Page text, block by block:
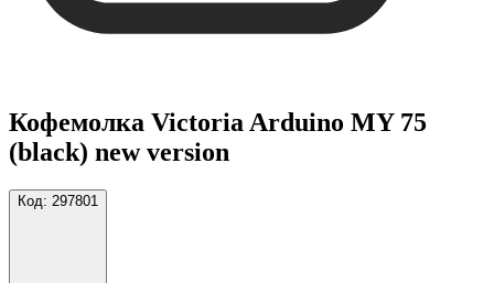
Кофемолка Victoria Arduino MY 75
(black) new version
Код: 297801